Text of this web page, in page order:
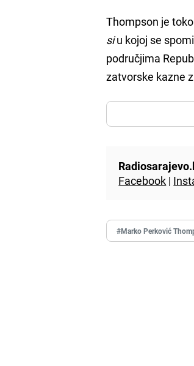
Thompson je
siu kojoj se
područjima
zatvorske kazne
Facebook |
#Marko Perković